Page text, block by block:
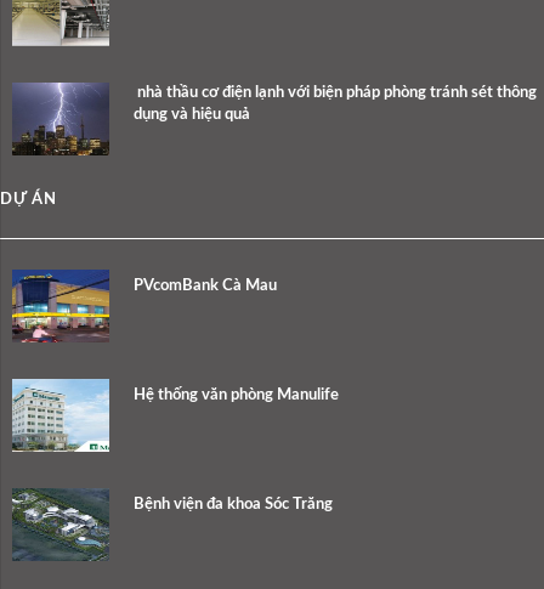
nhà thầu cơ điện lạnh với biện pháp phòng tránh sét thông
dụng và hiệu quả
DỰ ÁN
PVcomBank Cà Mau
Hệ thống văn phòng Manulife
Bệnh viện đa khoa Sóc Trăng